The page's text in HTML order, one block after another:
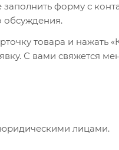
заполнить форму с
обсуждения.
товара и нажать
С вами свяжется
лицами.